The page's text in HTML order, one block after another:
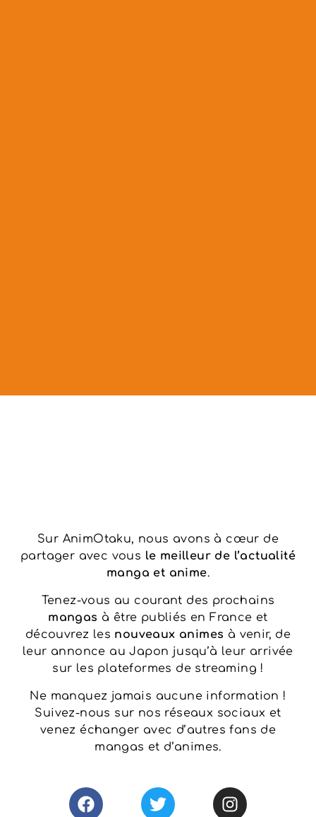
Sur AnimOtaku, nous avons à cœur de
partager avec vous le meilleur de l’actualité
manga et anime.
Tenez-vous au courant des prochains
mangas à être publiés en France et
découvrez les nouveaux animes à venir, de
leur annonce au Japon jusqu’à leur arrivée
sur les plateformes de streaming !
Ne manquez jamais aucune information !
Suivez-nous sur nos réseaux sociaux et
venez échanger avec d’autres fans de
mangas et d’animes.